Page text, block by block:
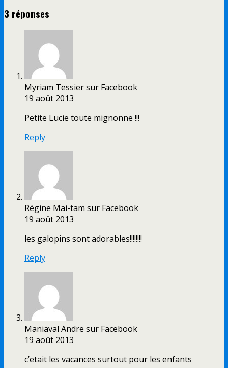
3 réponses
Myriam Tessier sur Facebook
19 août 2013
Petite Lucie toute mignonne !!!
Reply
Régine Mai-tam sur Facebook
19 août 2013
les galopins sont adorables!!!!!!!!
Reply
Maniaval Andre sur Facebook
19 août 2013
c’etait les vacances surtout pour les enfants